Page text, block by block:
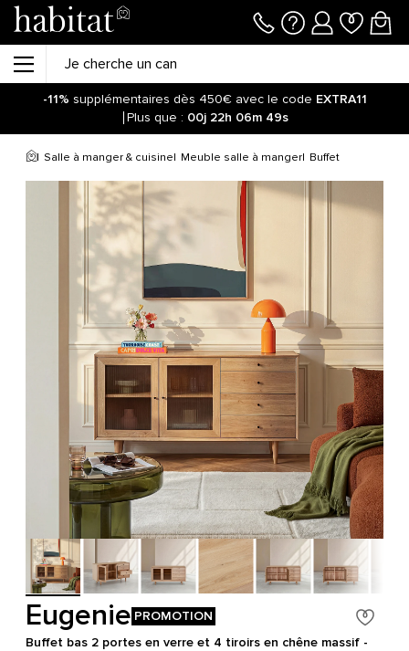
-11% supplémentaires dès 450€ avec le code EXTRA11
Plus que : 00j 22h 06m 49s
Salle à manger & cuisine Meuble salle à manger Buffet
Eugenie PROMOTION
Buffet bas 2 portes en verre et 4 tiroirs en chêne massif -